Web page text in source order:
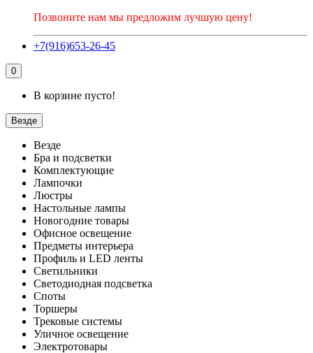
Позвоните нам мы предложим лучшую цену!
+7(916)653-26-45
0
В корзине пусто!
Везде
Везде
Бра и подсветки
Комплектующие
Лампочки
Люстры
Настольные лампы
Новогодние товары
Офисное освещение
Предметы интерьера
Профиль и LED ленты
Светильники
Светодиодная подсветка
Споты
Торшеры
Трековые системы
Уличное освещение
Электротовары